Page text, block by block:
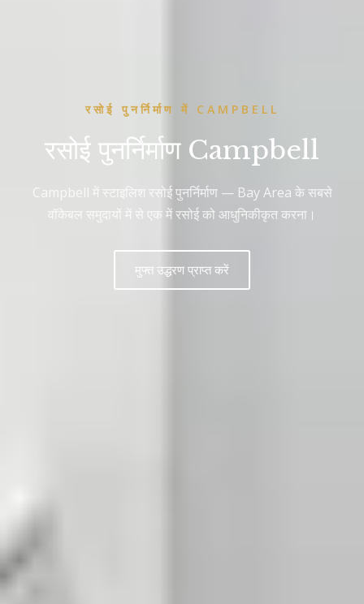
रसोई पुनर्निर्माण में CAMPBELL
रसोई पुनर्निर्माण Campbell
Campbell में स्टाइलिश रसोई पुनर्निर्माण — Bay Area के सबसे
वॉकेबल समुदायों में से एक में रसोई को आधुनिकीकृत करना।
मुफ्त उद्धरण प्राप्त करें